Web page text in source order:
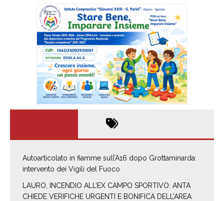
Autoarticolato in fiamme sull’A16 dopo Grottaminarda:
intervento dei Vigili del Fuoco
LAURO, INCENDIO ALL’EX CAMPO SPORTIVO: ANTA
CHIEDE VERIFICHE URGENTI E BONIFICA DELL’AREA